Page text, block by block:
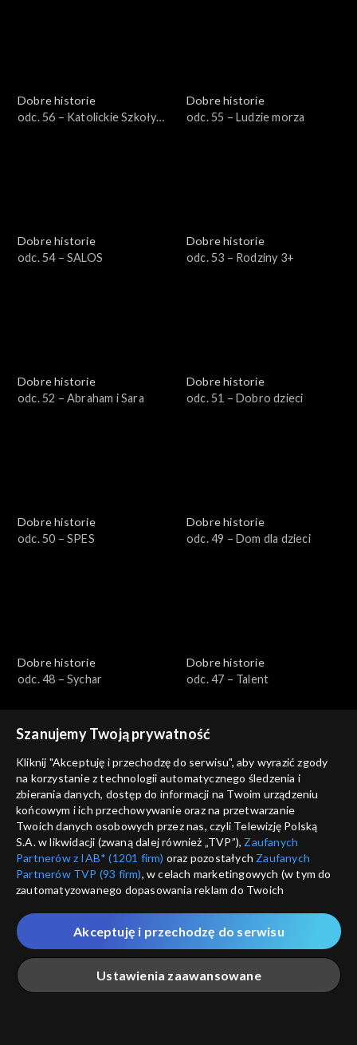
Dobre historie
odc. 56 – Katolickie Szkoły
Dobre historie
odc. 55 – Ludzie morza
Dobre historie
odc. 54 – SALOS
Dobre historie
odc. 53 – Rodziny 3+
Dobre historie
odc. 52 – Abraham i Sara
Dobre historie
odc. 51 – Dobro dzieci
Dobre historie
odc. 50 – SPES
Dobre historie
odc. 49 – Dom dla dzieci
Dobre historie
odc. 48 – Sychar
Dobre historie
odc. 47 – Talent
Dobre historie
odc. 46 – Arka
Dobre historie
odc. 45 – Przyjaciele
seniorów
Dobre historie
odc. 44 – Fundacja Orszak
Trzech Króli
Dobre historie
odc. 43 – Wzrastanie
Szanujemy Twoją prywatność
Kliknij "Akceptuję i przechodzę do serwisu", aby wyrazić zgody
na korzystanie z technologii automatycznego śledzenia i
zbierania danych, dostęp do informacji na Twoim urządzeniu
końcowym i ich przechowywanie oraz na przetwarzanie
Twoich danych osobowych przez nas, czyli Telewizję Polską
S.A. w likwidacji (zwaną dalej również „TVP”), Zaufanych
Partnerów z IAB* (1201 firm) oraz pozostałych Zaufanych
Partnerów TVP (93 firm), w celach marketingowych (w tym do
zautomatyzowanego dopasowania reklam do Twoich
które wskazujemy poniżej, a także zgody na udostępnianie
przez nas identyfikatora PPID do Google.
Twoje dane osobowe zbierane podczas odwiedzania przez
Ciebie naszych
poszczególnych serwisówzwanych dalej
„Portalem”, w tym informacje zapisywane za pomocą
Ustawienia zaawansowane
Akceptuję i przechodzę do serwisu